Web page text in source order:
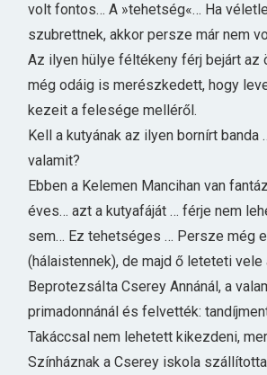
volt fontos… A »tehetség«… Ha
szubrettnek, akkor persze már nem
Az ilyen hülye féltékeny férj bejárt az
még odáig is merészkedett, hogy
kezeit a felesége melléről.
Kell a kutyának az ilyen bornírt banda
valamit?
Ebben a Kelemen Mancihan van
éves… azt a kutyafáját … férje nem
sem… Ez tehetséges … Persze még
(hálaistennek), de majd ő leteteti vele
BeprotezsáIta Cserey Annánál, a
primadonnánál és felvették:
Takáccsal nem lehetett kikezdeni,
Színháznak a Cserey iskola